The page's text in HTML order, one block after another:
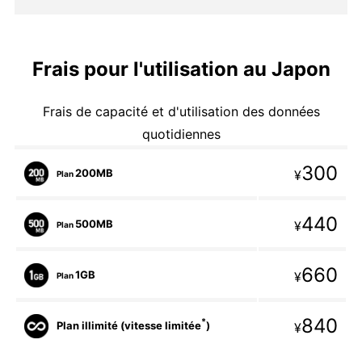
Frais pour l'utilisation au Japon
Frais de capacité et d'utilisation des données
quotidiennes
Plan200MB ¥300
Plan 500MB ¥440
Plan1GB ¥660
Plan illimité (vitesse limitée*) ¥840